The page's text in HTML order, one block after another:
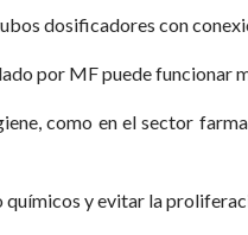
dosificadores con
por MF puede funcionar
como en el sector
y evitar la